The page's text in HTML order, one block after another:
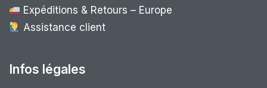
Expéditions & Retours – Europe
Assistance client
Infos légales